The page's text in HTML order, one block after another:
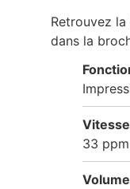
Retrouvez
dans la
33 ppm